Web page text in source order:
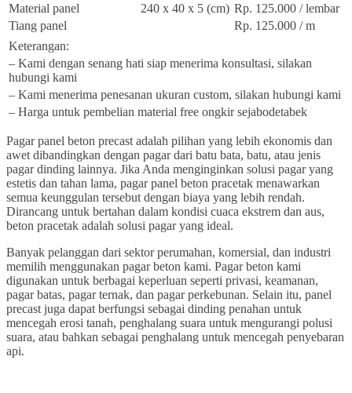
Material panel
240 x 40 x 5 (cm) Rp. 125.000 / lembar
Tiang panel
Rp. 125.000 / m
Keterangan:
– Kami dengan senang hati siap menerima konsultasi, silakan
hubungi kami
– Kami menerima penesanan ukuran custom, silakan hubungi kami
– Harga untuk pembelian material free ongkir sejabodetabek
Pagar panel beton precast adalah pilihan yang lebih ekonomis dan
awet dibandingkan dengan pagar dari batu bata, batu, atau jenis
pagar dinding lainnya. Jika Anda menginginkan solusi pagar yang
estetis dan tahan lama, pagar panel beton pracetak menawarkan
semua keunggulan tersebut dengan biaya yang lebih rendah.
Dirancang untuk bertahan dalam kondisi cuaca ekstrem dan aus,
beton pracetak adalah solusi pagar yang ideal.
Banyak pelanggan dari sektor perumahan, komersial, dan industri
memilih menggunakan pagar beton kami. Pagar beton kami
digunakan untuk berbagai keperluan seperti privasi, keamanan,
pagar batas, pagar ternak, dan pagar perkebunan. Selain itu, panel
precast juga dapat berfungsi sebagai dinding penahan untuk
mencegah erosi tanah, penghalang suara untuk mengurangi polusi
suara, atau bahkan sebagai penghalang untuk mencegah penyebaran
api.